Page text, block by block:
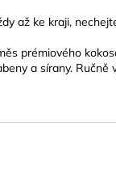
až ke kraji,
prémiového
a sírany.